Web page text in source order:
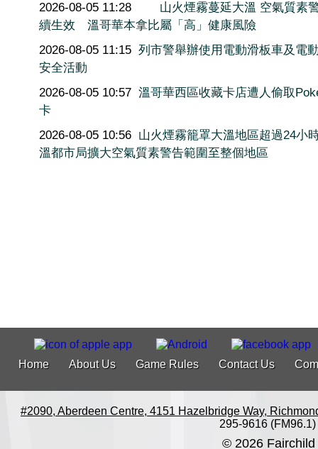
2026-08-05 11:28
山火煙霧蔓延大溫 空氣質素
續生效 溫哥華本拿比屬「高」健康風險
2026-08-05 11:15 列市警舉辦使用電動滑板車及電
安全活動
2026-08-05 10:57 溫哥華西區收藏卡店遭人偷取
卡
2026-08-05 10:56 山火煙霧籠罩大溫地區超過24小
溫都市局擴大空氣質素警告範圍至整個地區
Home About Us Game Rules Contact Us
#2090, Aberdeen Centre, 4151 Hazelbridge Way,
295-9616 (FM96.1)
© 2026 Fairchild